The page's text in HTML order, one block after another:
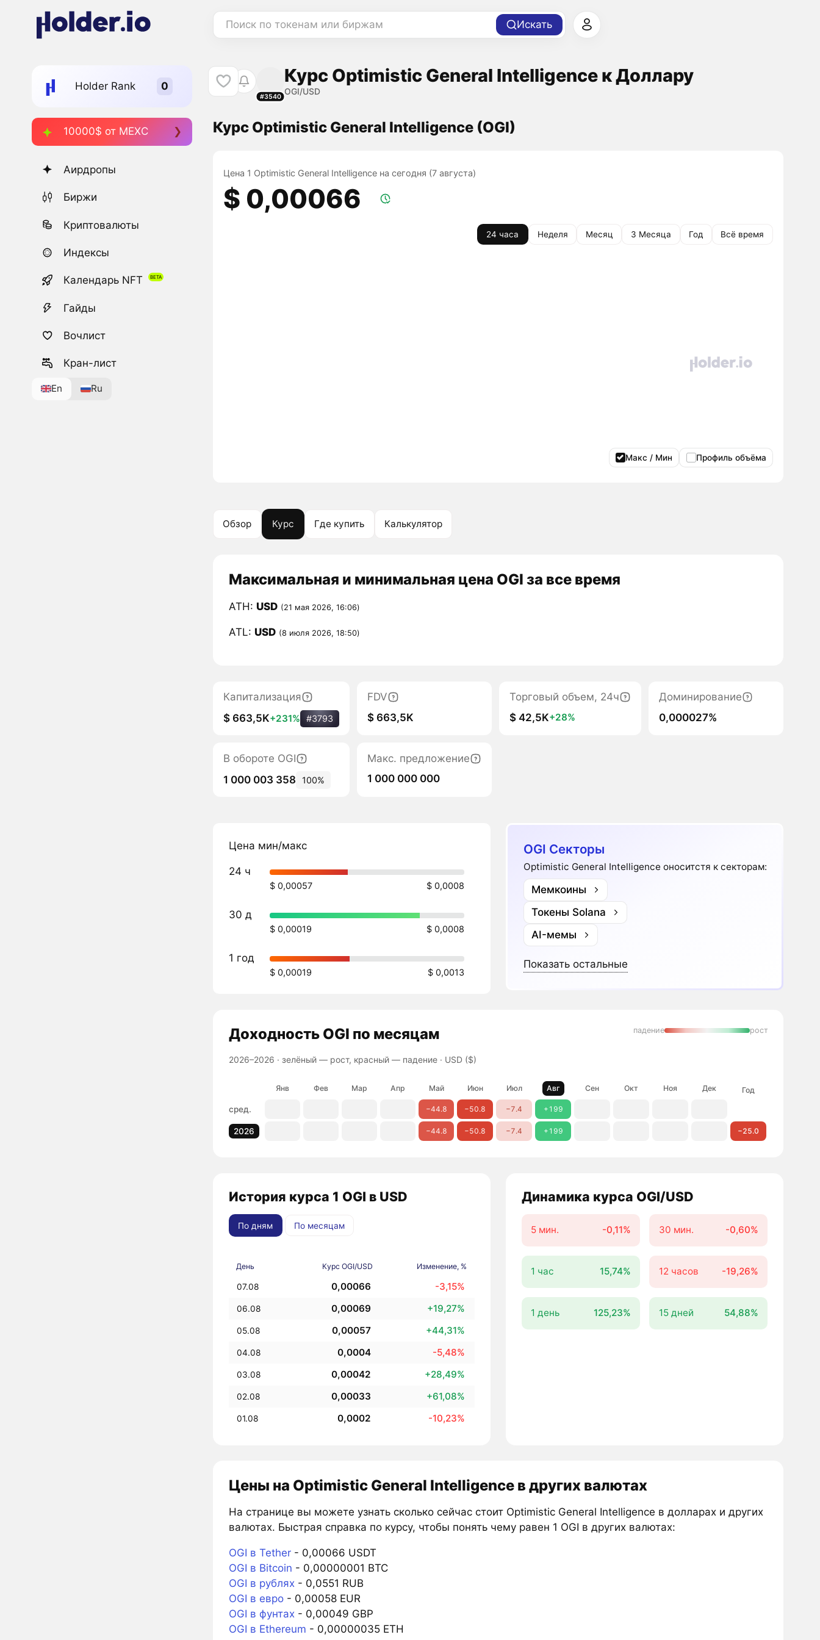
Поиск по токенам или биржам Искать
Holder Rank
10000$ от MEXC
Аирдропы
Биржи
Криптовалюты
Индексы
Календарь NFT
Гайды
Вочлист
Кран-лист
En Ru
#3540
Курс Optimistic General Intelligence к Доллару
OGI/USD
Курс Optimistic General Intelligence (OGI)
Цена 1 Optimistic General Intelligence на сегодня (7 августа)
$ 0,00066
24 часа Неделя Месяц 3 Месяца Год Всё время
Макс / Мин Профиль объёма
Обзор Курс Где купить Калькулятор
Максимальная и минимальная цена OGI за все время
ATH: USD (21 мая 2026, 16:06)
ATL: USD (8 июля 2026, 18:50)
Капитализация
$ 663,5K+231% #3793
FDV
$ 663,5K
Торговый объем, 24ч
$ 42,5K+28%
Доминирование
0,000027%
В обороте OGI
1 000 003 358
100%
Макс. предложение
1 000 000 000
Цена мин/макс
24 ч
$ 0,00057 $ 0,0008
30 д
$ 0,00019 $ 0,0008
1 год
$ 0,00019 $ 0,0013
OGI Секторы
Optimistic General Intelligence оноситстя к секторам:
Мемкоины
Токены Solana
AI-мемы
Показать остальные
ДоходностьOGI по месяцам
2026–2026 · зелёный — рост, красный — падение· USD ($)
падение рост
Янв Фев Мар Апр Май Июн Июл Авг Сен Окт Ноя Дек Год
сред. −44.8 −50.8 −7.4 +199
2026 −44.8 −50.8 −7.4 +199 −25.0
История курса 1 OGI в USD
По дням По месяцам
День Курс OGI/USD Изменение, %
07.08 0,00066 -3,15%
06.08 0,00069 +19,27%
05.08 0,00057 +44,31%
04.08 0,0004 -5,48%
03.08 0,00042 +28,49%
02.08 0,00033 +61,08%
01.08 0,0002 -10,23%
Динамика курса OGI/USD
5 мин. -0,11% 30 мин. -0,60%
1 час 15,74% 12 часов -19,26%
1 день 125,23% 15 дней 54,88%
Цены на Optimistic General Intelligence в других валютах
На странице вы можете узнать сколько сейчас стоит Optimistic General Intelligence в долларах и других
валютах. Быстрая справка по курсу, чтобы понять чему равен 1 OGI в других валютах:
OGI в Tether- 0,00066 USDT
OGI в Bitcoin - 0,00000001 BTC
OGI в рублях- 0,0551 RUB
OGI в евро- 0,00058 EUR
OGI в фунтах- 0,00049 GBP
OGI в Ethereum - 0,00000035 ETH